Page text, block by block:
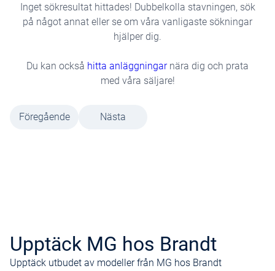
Inget sökresultat hittades! Dubbelkolla stavningen, sök
på något annat eller se om våra vanligaste sökningar
hjälper dig.
Du kan också hitta anläggningarnära dig och prata
med våra säljare!
Föregående Nästa
Upptäck MG hos Brandt
Upptäck utbudet av modeller från MG hos Brandt